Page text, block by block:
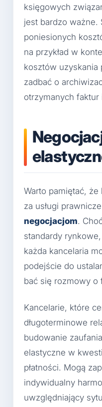
księgowych
jest bardzo ważne.
poniesionych
na przykład w
kosztów uzyskania
zadbać o
otrzymanych faktur
Warto pamiętać,
za usługi
negocjacjom.
standardy
każda kancelaria
podejście do
bać się rozmowy o
Kancelarie, które
długoterminowe
budowanie
elastyczne w
płatności. Mogą
indywidualny
uwzględniający